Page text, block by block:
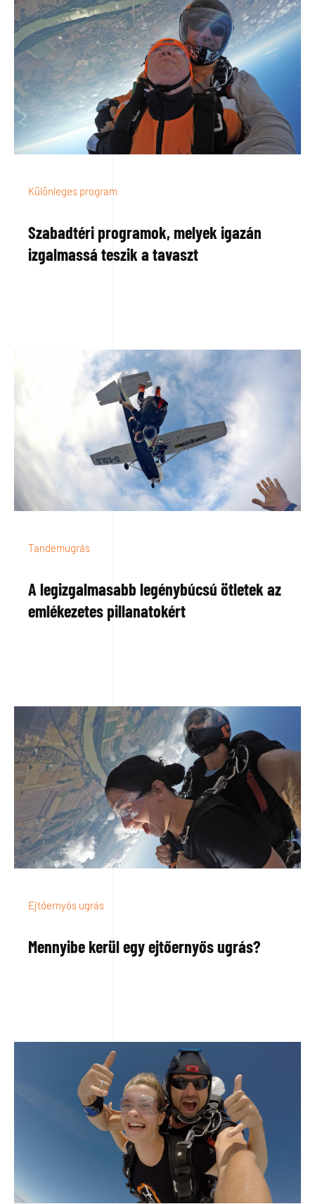
Különleges program
Szabadtéri programok, melyek igazán
izgalmassá teszik a tavaszt
Tandemugrás
A legizgalmasabb legénybúcsú ötletek az
emlékezetes pillanatokért
Ejtőernyős ugrás
Mennyibe kerül egy ejtőernyős ugrás?